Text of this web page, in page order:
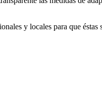
y locales para que